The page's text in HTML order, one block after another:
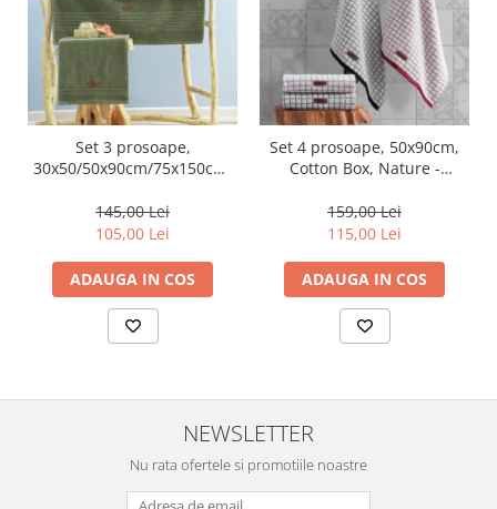
Set 3 prosoape,
30x50/50x90cm/75x150cm,
Green
145,00 Lei
105,00 Lei
ADAUGA IN COS
Set 4 prosoape, 50x90cm,
Cotton Box, Nature -
159,00 Lei
115,00 Lei
ADAUGA IN COS
NEWSLETTER
Nu rata ofertele si promotiile noastre